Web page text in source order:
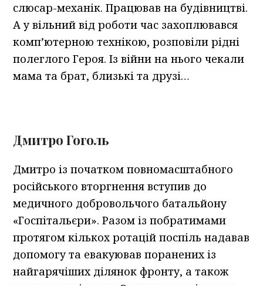
слюсар-механік. Працював на будівництві.
А у вільний від роботи час захоплювався
комп’ютерною технікою, розповіли рідні
полеглого Героя. Із війни на нього чекали
мама та брат, близькі та друзі…
Дмитро Гоголь
Дмитро із початком повномасштабного
російського вторгнення вступив до
медичного добровольчого батальйону
«Госпітальєри». Разом із побратимами
протягом кількох ротацій поспіль надавав
допомогу та евакуював поранених із
найгарячіших ділянок фронту, а також